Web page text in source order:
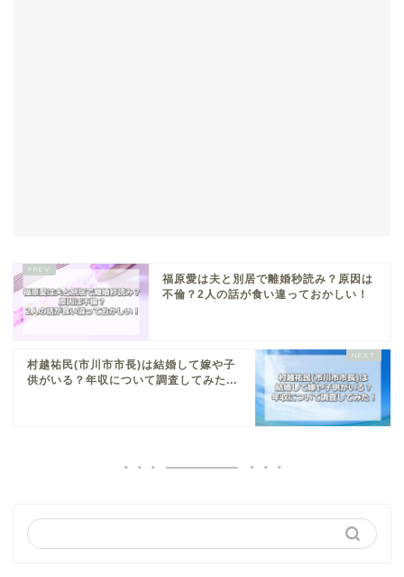
福原愛は夫と別居で離婚秒読み？原因は
不倫？2人の話が食い違っておかしい！
村越祐民(市川市市長)は結婚して嫁や子
供がいる？年収について調査してみた...